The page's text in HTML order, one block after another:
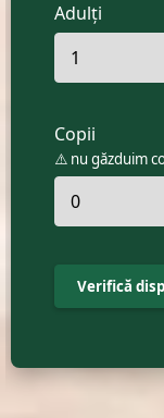
Adulți
Copii
⚠️ nu găzduim
Verifică